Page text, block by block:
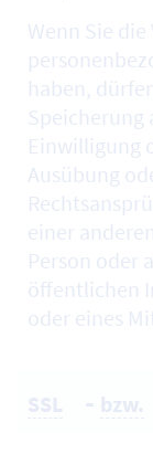
Wenn Sie
haben,
Speicherung
Einwilligung
Ausübung
einer
Person oder
öffentlichen
oder eines